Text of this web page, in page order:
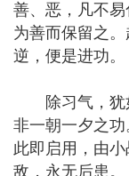
善、恶，凡不
为善而保留之
逆，便是进功。
除习气，犹
非一朝一夕之功
此即启用，由
敌，永无后患。